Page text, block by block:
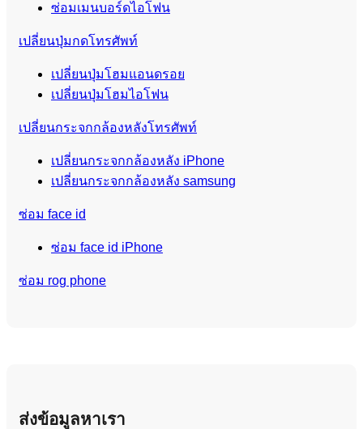
ซ่อมเมนบอร์ดไอโฟน
เปลี่ยนปุ่มกดโทรศัพท์
เปลี่ยนปุ่มโฮมแอนดรอย
เปลี่ยนปุ่มโฮมไอโฟน
เปลี่ยนกระจกกล้องหลังโทรศัพท์
เปลี่ยนกระจกกล้องหลัง iPhone
เปลี่ยนกระจกกล้องหลัง samsung
ซ่อม face id
ซ่อม face id iPhone
ซ่อม rog phone
ส่งข้อมูลหาเรา